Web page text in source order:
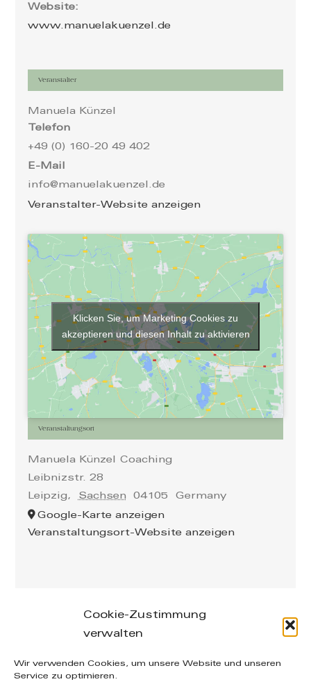
Cookie-Zustimmung
verwalten
Wir verwenden Cookies, um unsere Website und unseren
Service zu optimieren.
Website:
www.manuelakuenzel.de
Veranstalter
Manuela Künzel
Telefon
+49 (0) 160-20 49 402
E-Mail
info@manuelakuenzel.de
Veranstalter-Website anzeigen
Veranstaltungsort
Manuela Künzel Coaching
Leibnizstr. 28
Leipzig, Sachsen 04105
Germany
Google-Karte anzeigen
Veranstaltungsort-Website anzeigen
Klicken Sie, um Marketing Cookies zu
akzeptieren und diesen Inhalt zu aktivieren
(0) 160-20 49 402 – mail: info@manuelakuenzel.de